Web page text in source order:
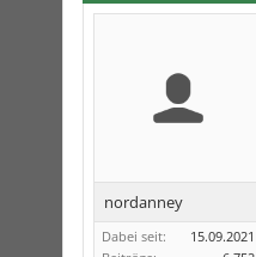
nordanney
Dabei seit:
15.09.2021